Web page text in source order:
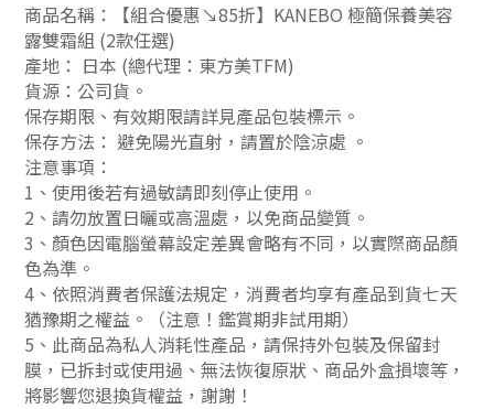
商品名稱：【組合優惠↘85折】KANEBO 極簡保養美容
露雙霜組 (2款任選)
產地： 日本 (總代理：東方美TFM)
貨源：公司貨 。
保存期限、有效期限請詳見產品包裝標示。
保存方法： 避免陽光直射，請置於陰涼處 。
注意事項：
1、使用後若有過敏請即刻停止使用。
2、請勿放置日曬或高溫處，以免商品變質。
3、顏色因電腦螢幕設定差異會略有不同，以實際商品顏
色為準。
4、依照消費者保護法規定，消費者均享有產品到貨七天
猶豫期之權益。（注意！鑑賞期非試用期）
5、此商品為私人消耗性產品，請保持外包裝及保留封
膜，已拆封或使用過、無法恢復原狀、商品外盒損壞等，
將影響您退換貨權益，謝謝！